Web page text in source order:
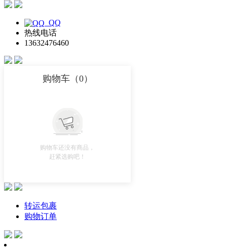
QQ
热线电话
13632476460
购物车（0）
购物车还没有商品，
赶紧选购吧！
转运包裹
购物订单